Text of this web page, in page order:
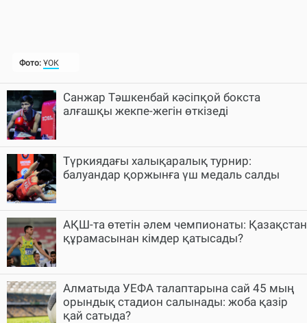
Санжар Тәшкенбай кәсіпқой бокста
алғашқы жекпе-жегін өткізеді
Түркиядағы халықаралық турнир:
балуандар қоржынға үш медаль салды
АҚШ-та өтетін әлем чемпионаты: Қазақстан
құрамасынан кімдер қатысады?
Алматыда УЕФА талаптарына сай 45 мың
орындық стадион салынады: жоба қазір
қай сатыда?